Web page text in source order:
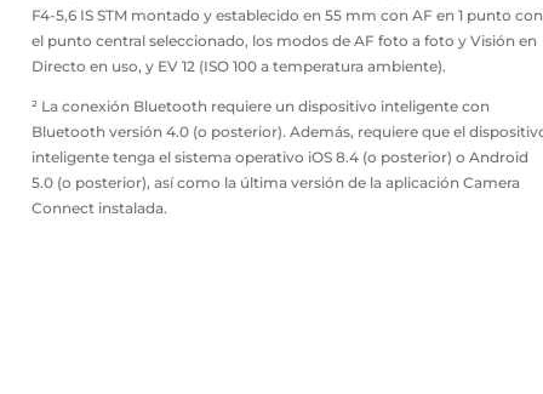
F4-5,6 IS STM montado y establecido en 55 mm con AF en 1 punto con
el punto central seleccionado, los modos de AF foto a foto y Visión en
Directo en uso, y EV 12 (ISO 100 a temperatura ambiente).
² La conexión Bluetooth requiere un dispositivo inteligente con
Bluetooth versión 4.0 (o posterior). Además, requiere que el
inteligente tenga el sistema operativo iOS 8.4 (o posterior) o Android
5.0 (o posterior), así como la última versión de la aplicación Camera
Connect instalada.